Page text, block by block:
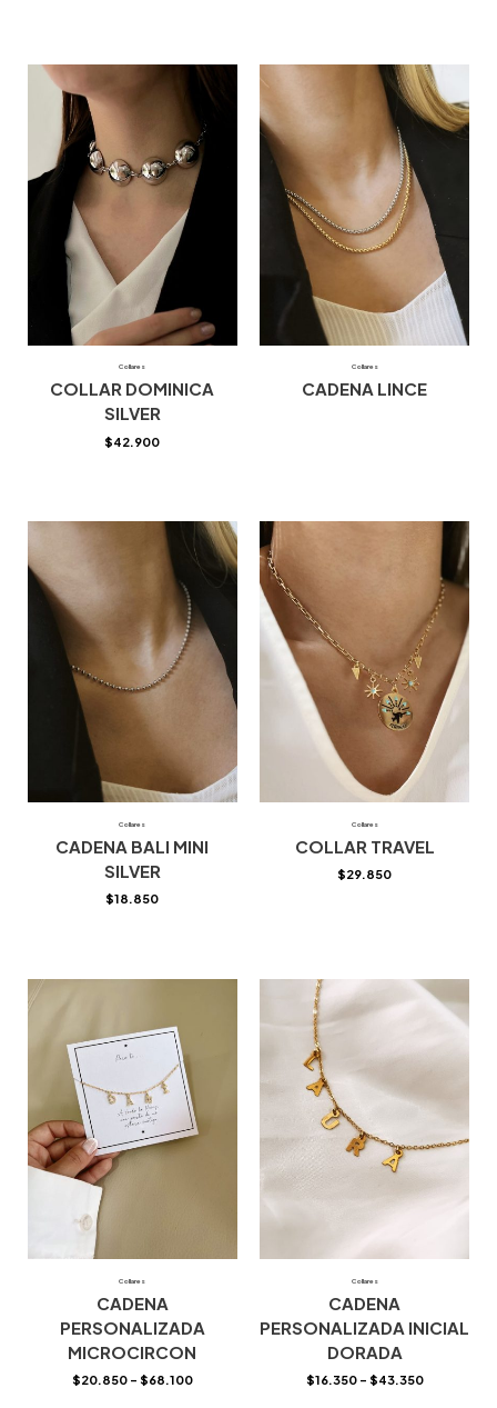
Collares
COLLAR DOMINICA
SILVER
$42.900
Collares
CADENA LINCE
Collares
CADENA BALI MINI
SILVER
$18.850
Collares
COLLAR TRAVEL
$29.850
Collares
CADENA
PERSONALIZADA
MICROCIRCON
$20.850– $68.100
Collares
CADENA
PERSONALIZADA INICIAL
DORADA
$16.350– $43.350